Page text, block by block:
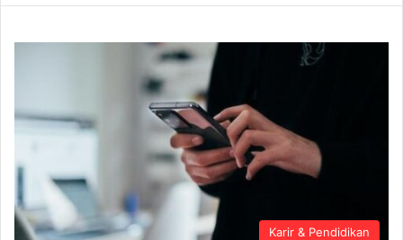
Karir & Pendidikan